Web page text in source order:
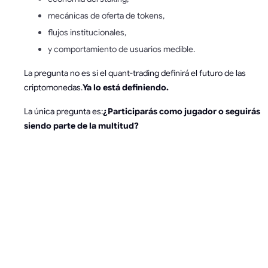
mecánicas de oferta de tokens,
flujos institucionales,
y comportamiento de usuarios medible.
La pregunta no es si el quant-trading definirá el futuro de las
criptomonedas.Ya lo está definiendo.
La única pregunta es:¿Participarás como jugador o seguirás
siendo parte de la multitud?